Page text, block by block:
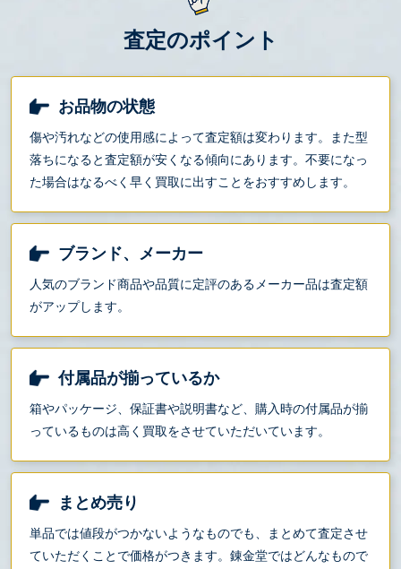
査定のポイント
お品物の状態
傷や汚れなどの使用感によって査定額は変わります。また型
落ちになると査定額が安くなる傾向にあります。不要になっ
た場合はなるべく早く買取に出すことをおすすめします。
ブランド、メーカー
人気のブランド商品や品質に定評のあるメーカー品は査定額
がアップします。
付属品が揃っているか
箱やパッケージ、保証書や説明書など、購入時の付属品が揃
っているものは高く買取をさせていただいています。
まとめ売り
単品では値段がつかないようなものでも、まとめて査定させ
ていただくことで価格がつきます。錬金堂ではどんなもので